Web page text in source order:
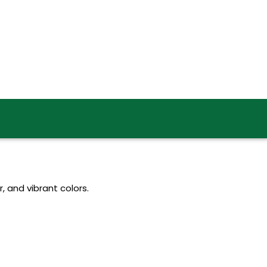
and vibrant colors.